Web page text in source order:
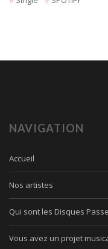
NAVIGATION
Accueil
Nos artistes
Qui sont les Disques
Vous avez un projet